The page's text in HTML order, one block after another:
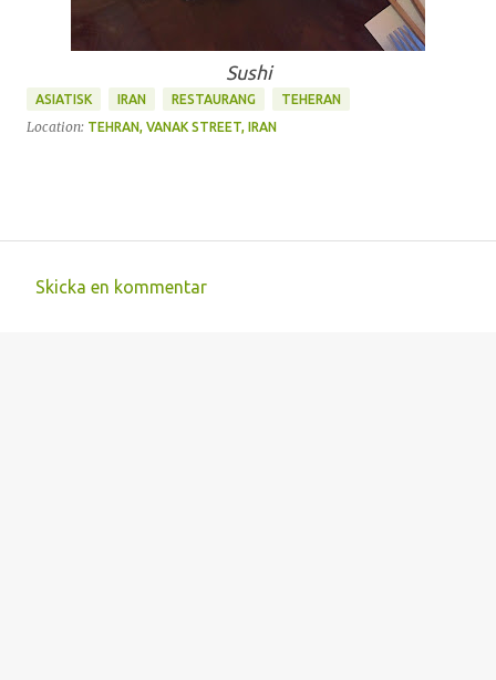
Sushi
ASIATISK IRAN RESTAURANG TEHERAN
Location: TEHRAN, VANAK STREET, IRAN
Skicka en kommentar